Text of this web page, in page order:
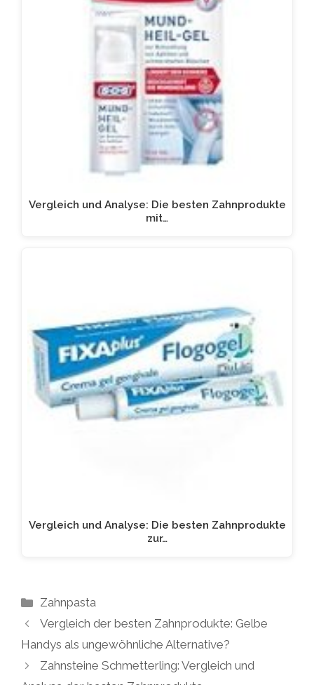
Vergleich und Analyse: Die besten Zahnprodukte
mit…
Vergleich und Analyse: Die besten Zahnprodukte
zur…
Kategorien
Zahnpasta
Vergleich der besten Zahnprodukte: Gelbe
Handys als ungewöhnliche Alternative?
Zahnsteine Schmetterling: Vergleich und